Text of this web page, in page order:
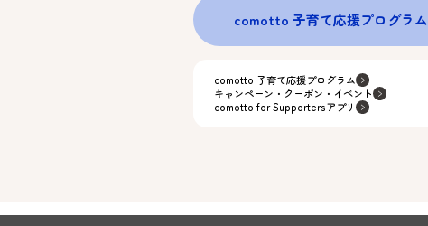
comotto 子育て応援プログラム
comotto 子育て応援プログラム
キャンペーン・クーポン・イベント
comotto for Supportersアプリ